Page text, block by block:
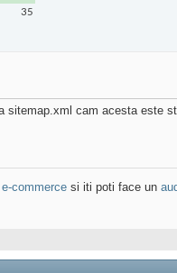
35
sitemap.xml cam acesta este
commerce si iti poti face un